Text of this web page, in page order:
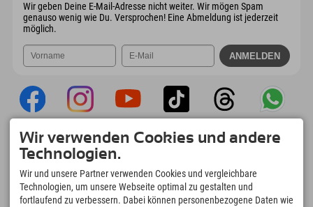
Wir geben Deine E-Mail-Adresse nicht weiter. Wir mögen Spam
genauso wenig wie Du. Versprochen! Eine Abmeldung ist jederzeit
möglich.
Explorer App
Upload Deiner #ExplorerMoments, Mein
Explorer To Go mit Buchungsübersicht,
Bucketlist, Restaurantübersicht uvm. Jetzt
downloaden!
Wir verwenden Cookies und andere
Technologien.
Wir und unsere Partner verwenden Cookies und vergleichbare
Technologien, um unsere Webseite optimal zu gestalten und
fortlaufend zu verbessern. Dabei können personenbezogene Daten wie